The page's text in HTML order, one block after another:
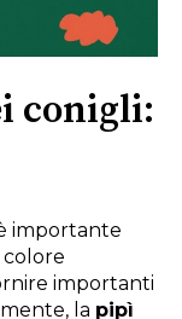
conigli:
importante
colore
importanti
la pipì